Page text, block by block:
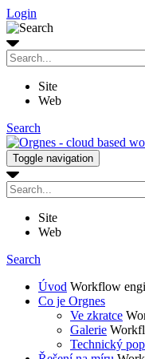
Login
Site
Web
Search
Toggle navigation
Site
Web
Search
Úvod Workflow
Co je Orgnes
Ve zkratce
Galerie
Technický